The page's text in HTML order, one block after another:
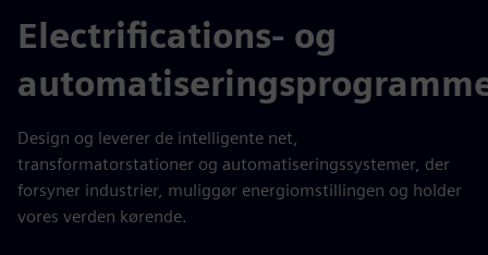
Electrifications- og
Design og leverer de intelligente net,
transformatorstationer og automatiseringssystemer, der
forsyner industrier, muliggør energiomstillingen og holder
vores verden kørende.